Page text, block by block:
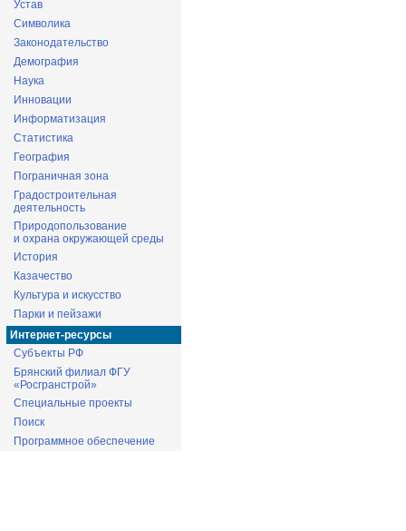
Устав
Символика
Законодательство
Демография
Наука
Инновации
Информатизация
Статистика
География
Пограничная зона
Градостроительная
деятельность
Природопользование
и охрана окружающей среды
История
Казачество
Культура и искусство
Парки и пейзажи
Интернет-ресурсы
Субъекты РФ
Брянский филиал ФГУ
«Росгранстрой»
Специальные проекты
Поиск
Программное обеспечение